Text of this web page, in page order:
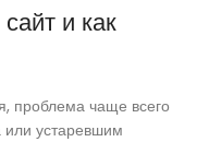
и как
проблема чаще всего
или устаревшим